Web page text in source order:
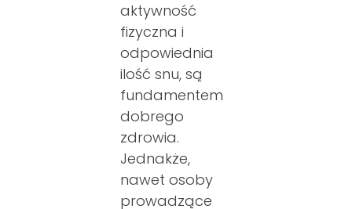
aktywność
fizyczna i
odpowiednia
ilość snu, są
fundamentem
dobrego
zdrowia.
Jednakże,
nawet osoby
prowadzące